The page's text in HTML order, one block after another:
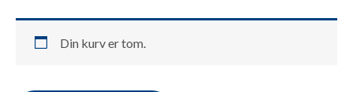
Din kurv er tom.